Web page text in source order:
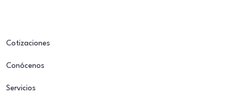
Cotizaciones
Conócenos
Servicios